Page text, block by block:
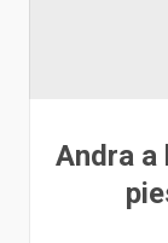
Andra a